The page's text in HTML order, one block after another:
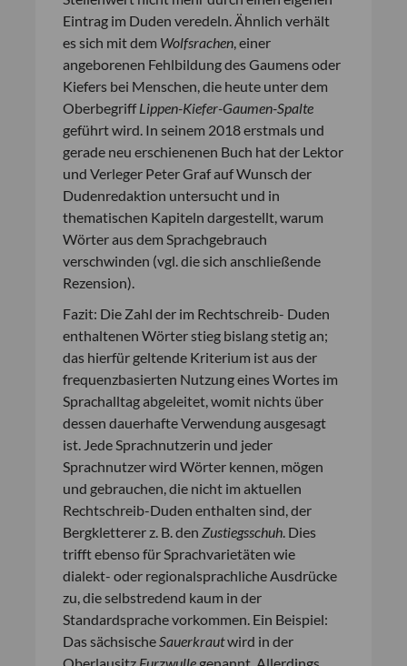
Eintrag im Duden veredeln. Ähnlich verhält
es sich mit dem Wolfsrachen, einer
angeborenen Fehlbildung des Gaumens oder
Kiefers bei Menschen, die heute unter dem
OberbegriffLippen-Kiefer-Gaumen-Spalte
geführt wird. In seinem 2018 erstmals und
gerade neu erschienenen Buch hat der Lektor
und Verleger Peter Graf auf Wunsch der
Dudenredaktion untersucht und in
thematischen Kapiteln dargestellt, warum
Wörter aus dem Sprachgebrauch
verschwinden (vgl. die sich anschließende
Rezension).
Fazit: Die Zahl der im Rechtschreib- Duden
enthaltenen Wörter stieg bislang stetig an;
das hierfür geltende Kriterium ist aus der
frequenzbasierten Nutzung eines Wortes im
Sprachalltag abgeleitet, womit nichts über
dessen dauerhafte Verwendung ausgesagt
ist. Jede Sprachnutzerin und jeder
Sprachnutzer wird Wörter kennen, mögen
und gebrauchen, die nicht im aktuellen
Rechtschreib-Duden enthalten sind, der
Bergkletterer z. B. den Zustiegsschuh. Dies
trifft ebenso für Sprachvarietäten wie
dialekt- oder regionalsprachliche Ausdrücke
zu, die selbstredend kaum in der
Standardsprache vorkommen. Ein Beispiel:
Das sächsischeSauerkrautwird in der